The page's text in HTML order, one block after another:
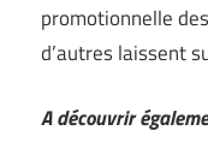
promotionnelle
d’autres laissent
A découvrir